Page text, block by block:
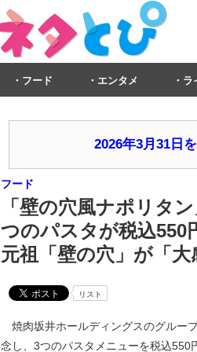
フード エンタメ ラ
2026年3月31日
フード
「壁の穴風ナポリタ
つのパスタが税込550
元祖「壁の穴」が「
リスト
焼肉坂井ホールディングスのグルー
念し、3つのパスタメニューを税込